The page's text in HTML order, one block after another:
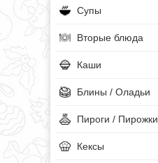
Супы
Вторые блюда
Каши
Блины / Оладьи
Пироги / Пирожки
Кексы